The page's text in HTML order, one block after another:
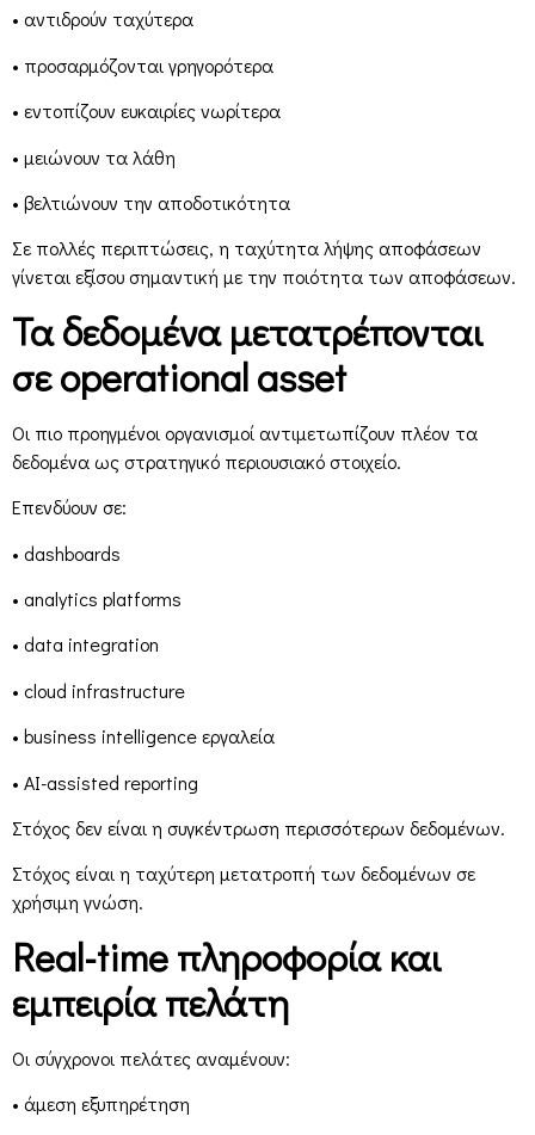
• αντιδρούν ταχύτερα
• προσαρμόζονται γρηγορότερα
• εντοπίζουν ευκαιρίες νωρίτερα
• μειώνουν τα λάθη
• βελτιώνουν την αποδοτικότητα
Σε πολλές περιπτώσεις, η ταχύτητα λήψης αποφάσεων
γίνεται εξίσου σημαντική με την ποιότητα των αποφάσεων.
Τα δεδομένα μετατρέπονται
σε operational asset
Οι πιο προηγμένοι οργανισμοί αντιμετωπίζουν πλέον τα
δεδομένα ως στρατηγικό περιουσιακό στοιχείο.
Επενδύουν σε:
• dashboards
• analytics platforms
• data integration
• cloud infrastructure
• business intelligence εργαλεία
• AI-assisted reporting
Στόχος δεν είναι η συγκέντρωση περισσότερων δεδομένων.
Στόχος είναι η ταχύτερη μετατροπή των δεδομένων σε
χρήσιμη γνώση.
Real-time πληροφορία και
εμπειρία πελάτη
Οι σύγχρονοι πελάτες αναμένουν:
• άμεση εξυπηρέτηση